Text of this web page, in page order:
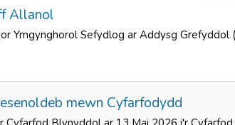
Allanol
Ymgynghorol Sefydlog ar Addysg Grefyddol
mewn Cyfarfodydd